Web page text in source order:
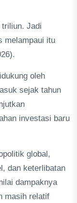
triliun. Jadi
melampaui itu
oleh
sejak tahun
investasi baru
global,
dan keterlibatan
dampaknya
masih relatif